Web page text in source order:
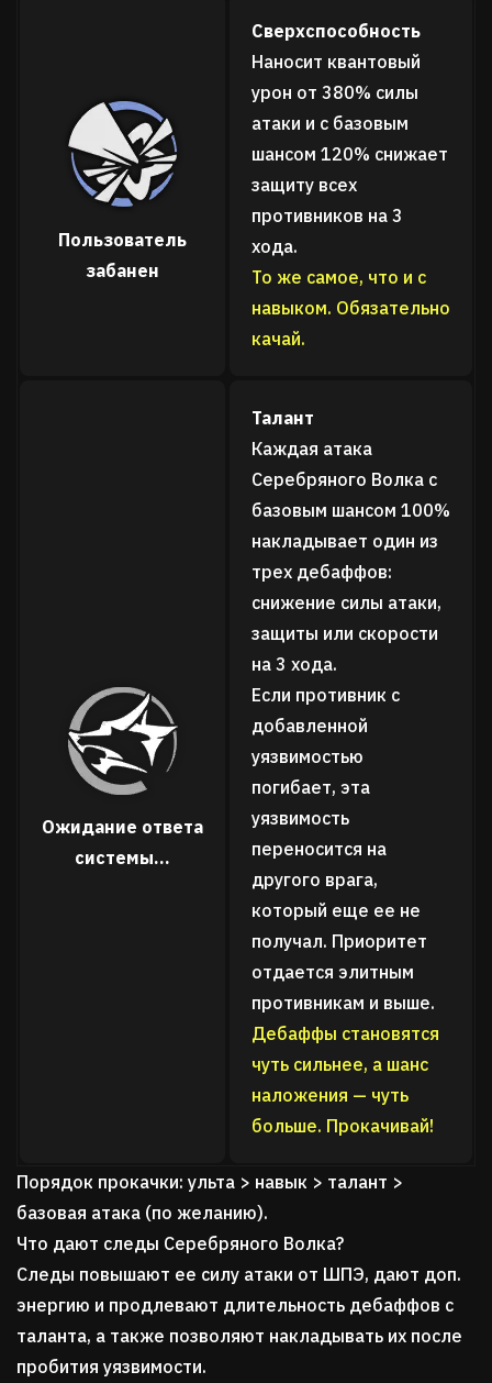
Пользователь
забанен
Сверхспособность
Наносит квантовый
урон от 380% силы
атаки и с базовым
шансом 120% снижает
защиту всех
противников на 3
хода.
То же самое, что и с
навыком. Обязательно
качай.
Ожидание ответа
системы...
Талант
Каждая атака
Серебряного Волка с
базовым шансом 100%
накладывает один из
трех дебаффов:
снижение силы атаки,
защиты или скорости
на 3 хода.
Если противник с
добавленной
уязвимостью
погибает, эта
уязвимость
переносится на
другого врага,
который еще ее не
получал. Приоритет
отдается элитным
противникам и выше.
Дебаффы становятся
чуть сильнее, а шанс
наложения — чуть
больше. Прокачивай!
Порядок прокачки: ульта > навык > талант >
базовая атака (по желанию).
Что дают следы Серебряного Волка?
Следы повышают ее силу атаки от ШПЭ, дают доп.
энергию и продлевают длительность дебаффов с
таланта, а также позволяют накладывать их после
пробития уязвимости.